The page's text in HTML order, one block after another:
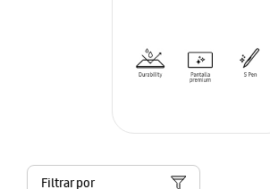
Filtrar por